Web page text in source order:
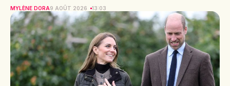
MYLÈNE DORA9 AOÛT 2026 13:03